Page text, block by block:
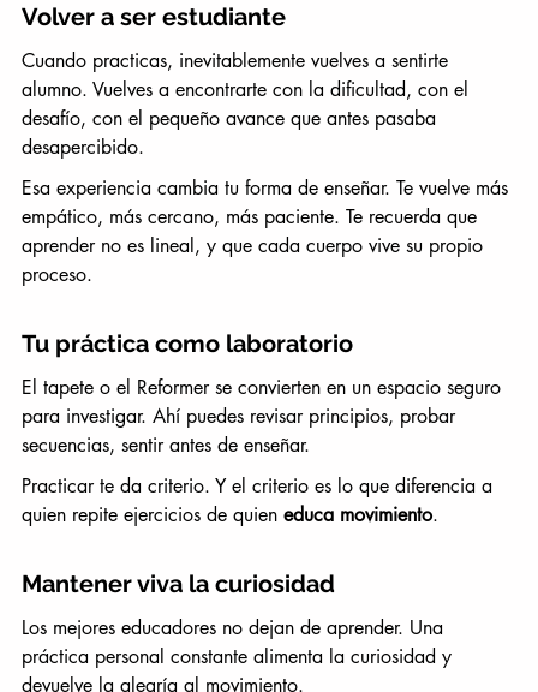
Volver a ser estudiante
Cuando practicas, inevitablemente vuelves a sentirte
alumno. Vuelves a encontrarte con la dificultad, con el
desafío, con el pequeño avance que antes pasaba
desapercibido.
Esa experiencia cambia tu forma de enseñar. Te vuelve más
empático, más cercano, más paciente. Te recuerda que
aprender no es lineal, y que cada cuerpo vive su propio
proceso.
Tu práctica como laboratorio
El tapete o el Reformer se convierten en un espacio seguro
para investigar. Ahí puedes revisar principios, probar
secuencias, sentir antes de enseñar.
Practicar te da criterio. Y el criterio es lo que diferencia a
quien repite ejercicios de quien educa movimiento.
Mantener viva la curiosidad
Los mejores educadores no dejan de aprender. Una
práctica personal constante alimenta la curiosidad y
devuelve la alegría al movimiento.